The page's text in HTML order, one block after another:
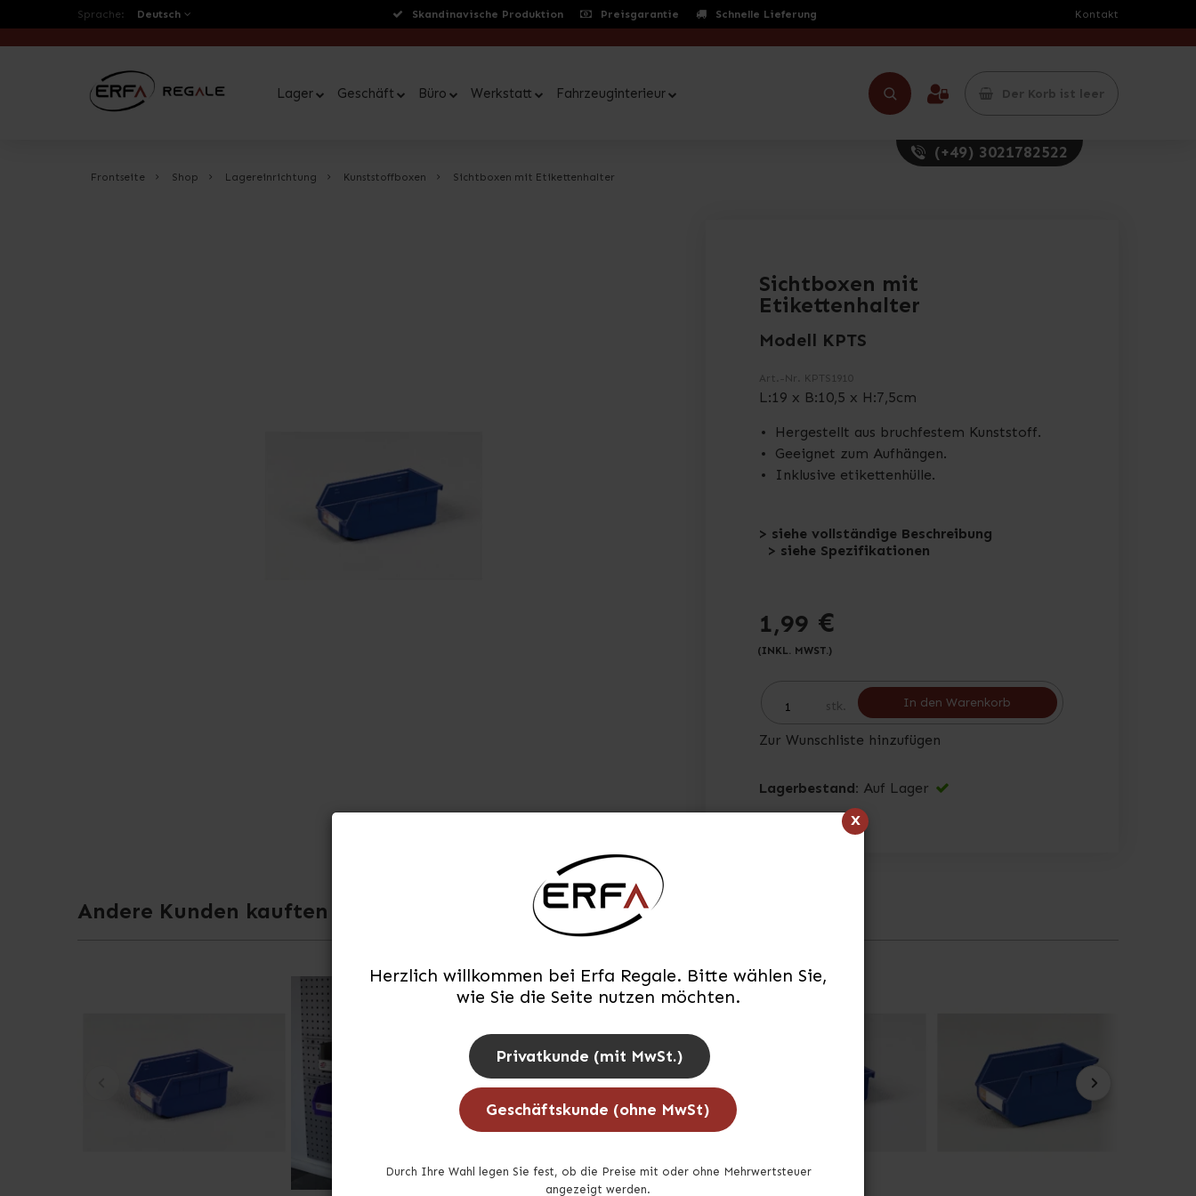
Sprache: Deutsch Skandinavische Produktion Preisgarantie Schnelle Lieferung Kontakt
Lager Geschäft Büro Werkstatt Fahrzeuginterieur Der Korb ist leer
(+49) 3021782522
x
Herzlich willkommen bei Erfa Regale. Bitte wählen Sie,
wie Sie die Seite nutzen möchten.
Privatkunde (mit MwSt.)
Geschäftskunde (ohne MwSt)
Durch Ihre Wahl legen Sie fest, ob die Preise mit oder ohne Mehrwertsteuer
angezeigt werden.
Frontseite Shop Lagereinrichtung Kunststoffboxen Sichtboxen mit Etikettenhalter
Sichtboxen mit
Etikettenhalter
Modell KPTS
Art.-Nr. KPTS1910
L:19 x B:10,5 x H:7,5cm
Hergestellt aus bruchfestem Kunststoff.
Geeignet zum Aufhängen.
Inklusive etikettenhülle.
> siehe vollständige Beschreibung
> siehe Spezifikationen
1,99 €
(INKL. MWST.)
stk. In den Warenkorb
Zur Wunschliste hinzufügen
Lagerbestand: Auf Lager
Andere Kunden kauften auch